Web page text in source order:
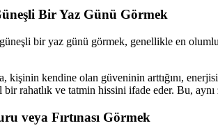
Bir Yaz Günü Görmek
bir yaz günü görmek, genellikle en
kişinin kendine olan güveninin arttığını,
bir rahatlık ve tatmin hissini ifade eder. Bu,
veya Fırtınası Görmek